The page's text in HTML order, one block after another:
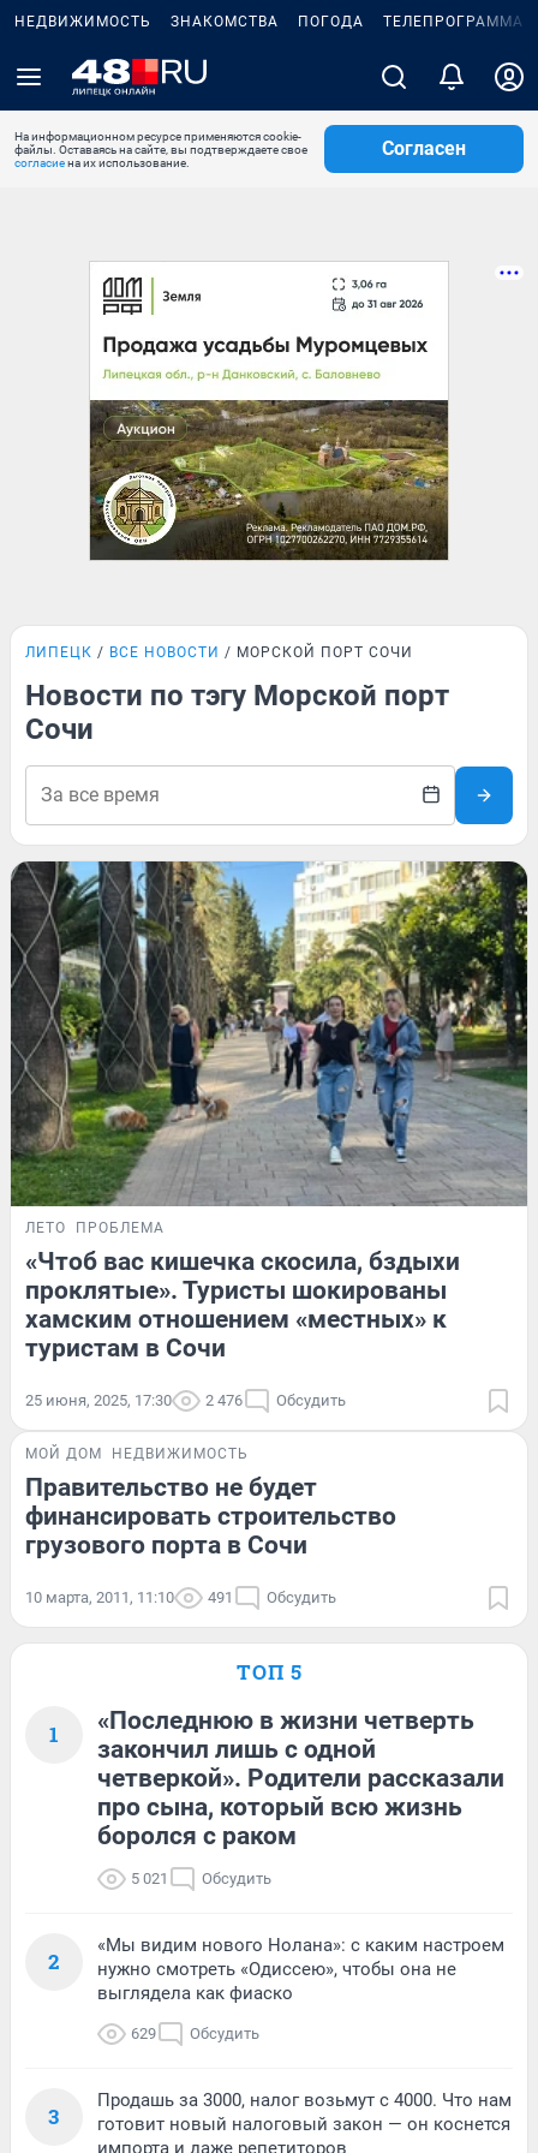
НЕДВИЖИМОСТЬ ЗНАКОМСТВА ПОГОДА ТЕЛЕПРОГРАММА
На информационном ресурсе применяются cookie-
файлы. Оставаясь на сайте, вы подтверждаете свое
согласиена их использование.
Согласен
ЛИПЕЦК ВСЕ НОВОСТИ МОРСКОЙ ПОРТ СОЧИ
Новости по тэгу Морской порт
Сочи
ЛЕТО ПРОБЛЕМА
«Чтоб вас кишечка скосила, бздыхи
проклятые». Туристы шокированы
хамским отношением «местных» к
туристам в Сочи
25 июня, 2025, 17:30 2 476 Обсудить
МОЙ ДОМ НЕДВИЖИМОСТЬ
Правительство не будет
финансировать строительство
грузового порта в Cочи
10 марта, 2011, 11:10 491 Обсудить
ТОП 5
1
«Последнюю в жизни четверть
закончил лишь с одной
четверкой». Родители рассказали
про сына, который всю жизнь
боролся с раком
5 021 Обсудить
2
«Мы видим нового Нолана»: с каким настроем
нужно смотреть «Одиссею», чтобы она не
выглядела как фиаско
629 Обсудить
3
Продашь за 3000, налог возьмут с 4000. Что нам
готовит новый налоговый закон — он коснется
импорта и даже репетиторов